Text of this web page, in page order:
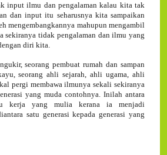
input ilmu dan pengalaman kalau kita tak
dan input itu seharusnya kita sampaikan
mengembangkannya mahupun mengambil
sekiranya tidak pengalaman dan ilmu yang
diri kita.
seorang pembuat rumah dan sampan
seorang ahli sejarah, ahli ugama, ahli
pergi membawa ilmunya sekali sekiranya
yang muda contohnya. Inilah antara
kerja yang mulia kerana ia menjadi
satu generasi kepada generasi yang